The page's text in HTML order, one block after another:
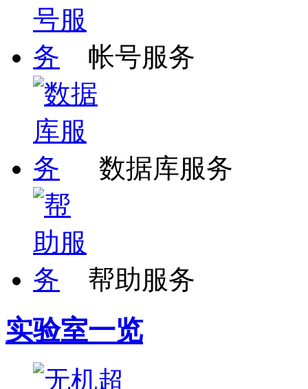
帐号服务
数据库服务
帮助服务
实验室一览